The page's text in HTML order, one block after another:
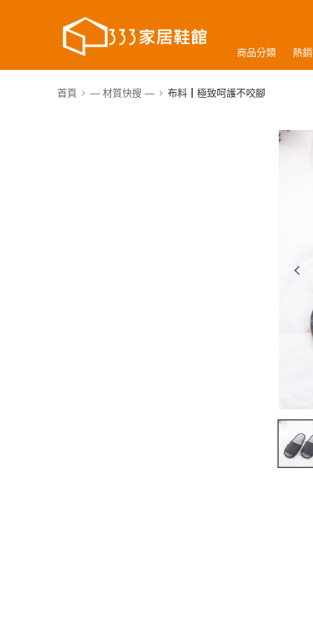
商品分類 熱
首頁 — 材質快搜 — 布料┃極致呵護不咬腳